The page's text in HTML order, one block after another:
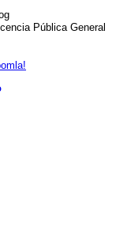
Pública General